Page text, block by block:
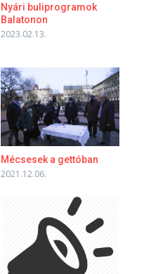
Nyári buliprogramok
Balatonon
2023.02.13.
Mécsesek a gettóban
2021.12.06.